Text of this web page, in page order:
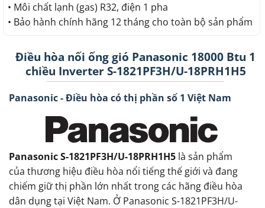
• Môi chất lạnh (gas) R32, điện 1 pha
• Bảo hành chính hãng 12 tháng cho toàn bộ sản phẩm
Điều hòa nối ống gió Panasonic 18000 Btu 1
chiều Inverter S-1821PF3H/U-18PRH1H5
Panasonic - Điều hòa có thị phần số 1 Việt Nam
Panasonic S-1821PF3H/U-18PRH1H5 là sản phẩm
của thương hiệu điều hòa nổi tiếng thế giới và đang
chiếm giữ thị phần lớn nhất trong các hãng điều hòa
dân dụng tại Việt Nam. Ở Panasonic S-1821PF3H/U-